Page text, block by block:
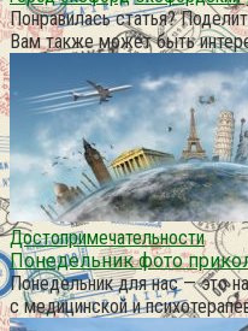
Понравилась статья?
Вам также может быть
Достопримечательности
Понедельник фото
Понедельник для нас — это
с медицинской и